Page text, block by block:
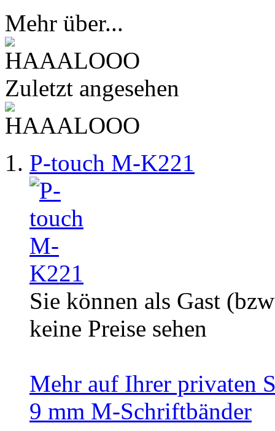
Mehr über...
Zuletzt angesehen
P-touch M-K221
Sie können als Gast
keine Preise sehen
Mehr auf Ihrer privaten
9 mm M-Schriftbänder